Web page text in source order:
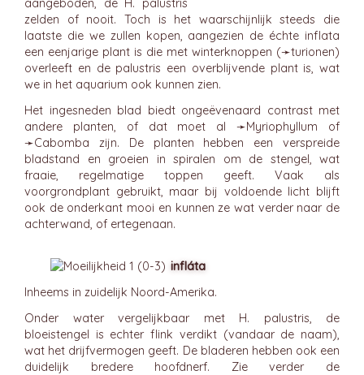
aangeboden, de H. palustris
zelden of nooit. Toch is het waarschijnlijk steeds die
laatste die we zullen kopen, aangezien de échte inflata
een eenjarige plant is die met winterknoppen (➛turionen)
overleeft en de palustris een overblijvende plant is, wat
we in het aquarium ook kunnen zien.
Het ingesneden blad biedt ongeëvenaard contrast met
andere planten, of dat moet al ➛Myriophyllum of
➛Cabomba zijn. De planten hebben een verspreide
bladstand en groeien in spiralen om de stengel, wat
fraaie, regelmatige toppen geeft. Vaak als
voorgrondplant gebruikt, maar bij voldoende licht blijft
ook de onderkant mooi en kunnen ze wat verder naar de
achterwand, of ertegenaan.
infláta
Inheems in zuidelijk Noord-Amerika.
Onder water vergelijkbaar met H. palustris, de
bloeistengel is echter flink verdikt (vandaar de naam),
wat het drijfvermogen geeft. De bladeren hebben ook een
duidelijk bredere hoofdnerf. Zie verder de